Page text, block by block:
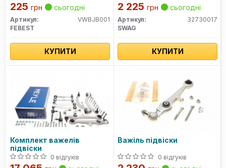
225 грн сьогодні
Артикул:
VWBJB001
FEBEST
КУПИТИ
2 225 грн сьогодні
Артикул:
32730017
SWAG
КУПИТИ
Комплект важелів
підвіски
0 відгуків
Важіль підвіски
0 відгуків